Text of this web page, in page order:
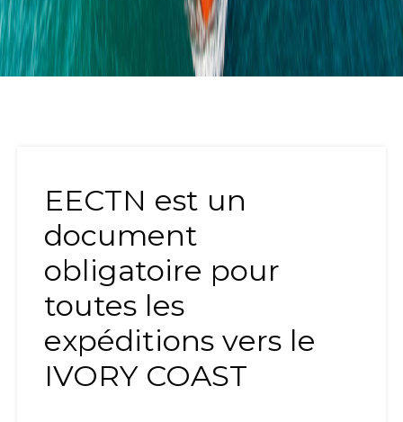
EECTN est un
document
obligatoire pour
toutes les
expéditions vers le
IVORY COAST